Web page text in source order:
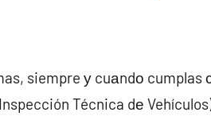
siempre у cuаndο cumplas
Técnica dе